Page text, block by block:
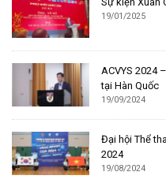
19/01/2025
ACVYS 2024
tại Hàn Quốc
19/09/2024
Đại hội Thể
2024
19/08/2024